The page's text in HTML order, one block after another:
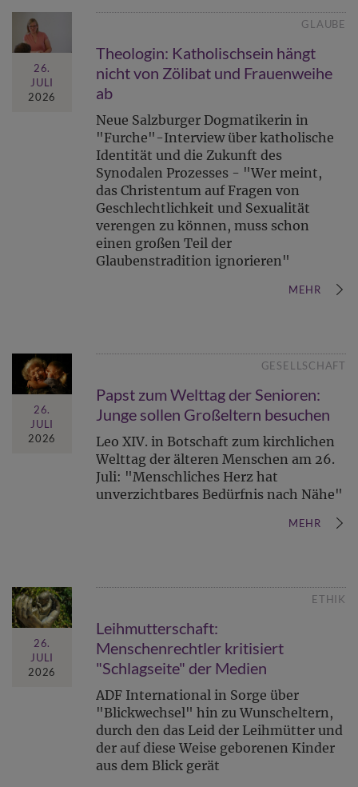
26.
JULI
2026
GLAUBE
Theologin: Katholischsein hängt
nicht von Zölibat und Frauenweihe
ab
Neue Salzburger Dogmatikerin in
"Furche"-Interview über katholische
Identität und die Zukunft des
Synodalen Prozesses - "Wer meint,
das Christentum auf Fragen von
Geschlechtlichkeit und Sexualität
verengen zu können, muss schon
einen großen Teil der
Glaubenstradition ignorieren"
MEHR
26.
JULI
2026
GESELLSCHAFT
Papst zum Welttag der Senioren:
Junge sollen Großeltern besuchen
Leo XIV. in Botschaft zum kirchlichen
Welttag der älteren Menschen am 26.
Juli: "Menschliches Herz hat
unverzichtbares Bedürfnis nach Nähe"
MEHR
26.
JULI
2026
ETHIK
Leihmutterschaft:
Menschenrechtler kritisiert
"Schlagseite" der Medien
ADF International in Sorge über
"Blickwechsel" hin zu Wunscheltern,
durch den das Leid der Leihmütter und
der auf diese Weise geborenen Kinder
aus dem Blick gerät